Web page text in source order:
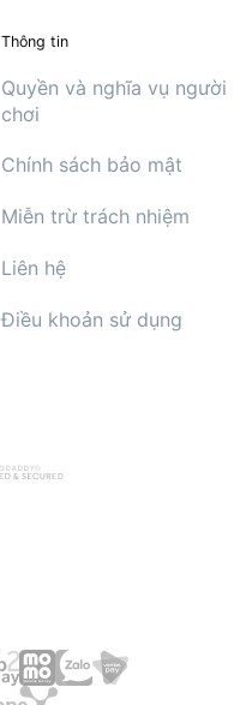
Thông tin
Quyền và nghĩa vụ người
chơi
Chính sách bảo mật
Miễn trừ trách nhiệm
Liên hệ
Điều khoản sử dụng